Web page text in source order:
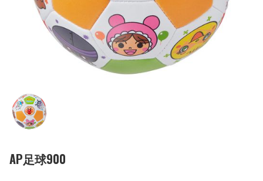
AP足球900